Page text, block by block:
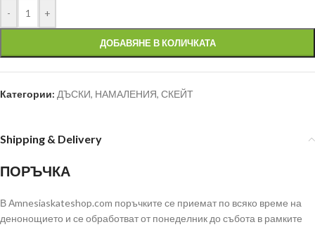
- +
ДОБАВЯНЕ В КОЛИЧКАТА
Категории: ДЪСКИ, НАМАЛЕНИЯ, СКЕЙТ
Shipping & Delivery
ПОРЪЧКА
В Аmnesiaskateshop.com поръчките се приемат по всяко време на
денонощието и се обработват от понеделник до събота в рамките